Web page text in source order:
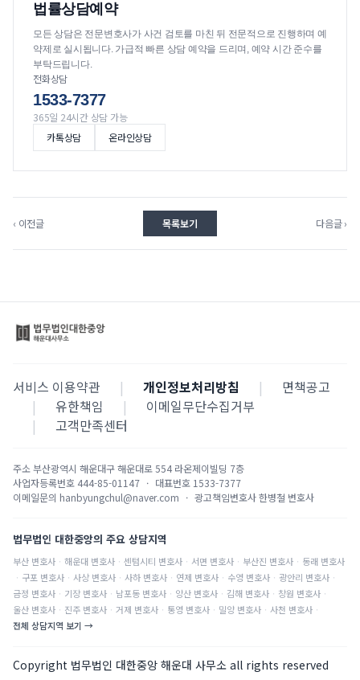
법률상담예약
모든 상담은 전문변호사가 사건 검토를 마친 뒤 전문적으로 진행하며 예
약제로 실시됩니다. 가급적 빠른 상담 예약을 드리며, 예약 시간 준수를
부탁드립니다.
전화상담
1533-7377
365일 24시간 상담 가능
카톡상담
온라인상담
‹ 이전글 목록보기 다음글 ›
서비스 이용약관 | 개인정보처리방침 |
면책공고
|
유한책임 |
이메일무단수집거부
|
고객만족센터
주소부산광역시 해운대구 해운대로 554 라온제이빌딩 7층
사업자등록번호 444-85-01147 · 대표번호 1533-7377
이메일문의 hanbyungchul@naver.com · 광고책임변호사한병철 변호사
법무법인 대한중앙의 주요 상담지역
부산 변호사 · 해운대 변호사 · 센텀시티 변호사 · 서면 변호사 · 부산진 변호사 · 동래 변호사
· 구포 변호사 · 사상 변호사 · 사하 변호사 · 연제 변호사 · 수영 변호사 · 광안리 변호사 ·
금정 변호사 · 기장 변호사 · 남포동 변호사 · 양산 변호사 · 김해 변호사 · 창원 변호사 ·
울산 변호사 · 진주 변호사 · 거제 변호사 · 통영 변호사 · 밀양 변호사 · 사천 변호사 ·
전체 상담지역 보기 →
Copyright 법무법인 대한중앙 해운대 사무소 all rights reserved